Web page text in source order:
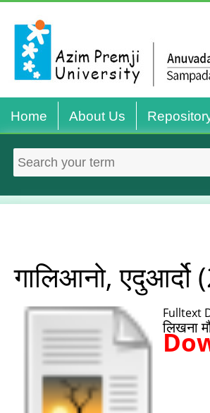
Home About Us
गालिआनो, एदुआर्दो
Fulltext
लिखना